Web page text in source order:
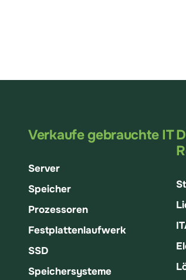
Verkaufe gebrauchte IT
Server
Speicher
Prozessoren
Festplattenlaufwerk
SSD
Speichersysteme